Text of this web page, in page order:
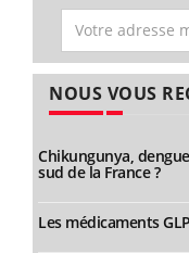
NOUS VOUS
Chikungunya,
sud de la France ?
Les médicaments